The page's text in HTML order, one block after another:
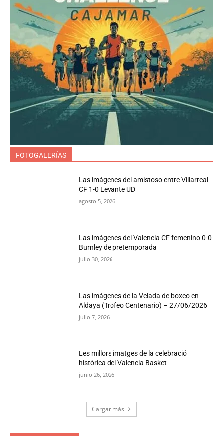
FOTOGALERÍAS
Las imágenes del amistoso entre Villarreal
CF 1-0 Levante UD
agosto 5, 2026
Las imágenes del Valencia CF femenino 0-0
Burnley de pretemporada
julio 30, 2026
Las imágenes de la Velada de boxeo en
Aldaya (Trofeo Centenario) – 27/06/2026
julio 7, 2026
Les millors imatges de la celebració
històrica del Valencia Basket
junio 26, 2026
Cargar más